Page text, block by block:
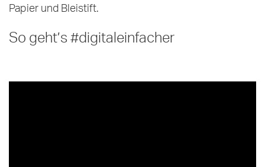
Papier und Bleistift.
So geht’s #digitaleinfacher